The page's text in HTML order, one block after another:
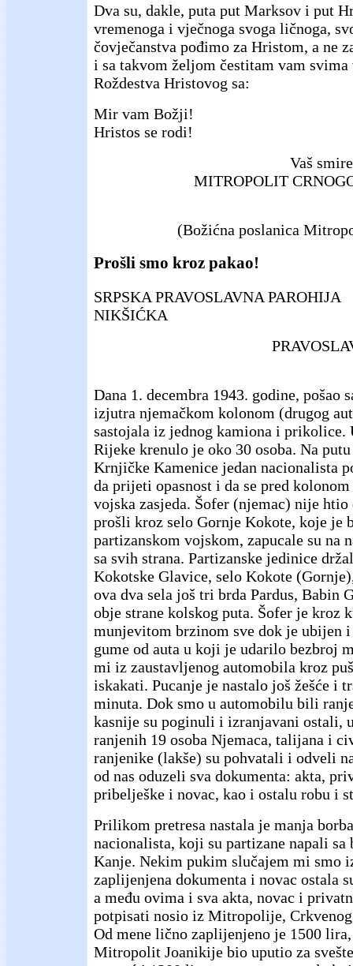
Dva su, dakle, puta put Marksov i put
vremenoga i vječnoga svoga ličnoga,
čovječanstva pođimo za Hristom, a ne
i sa takvom željom čestitam vam
Roždestva Hristovog sa:
Mir vam Božji!
Hristos se rodi!
Vaš
MITROPOLIT
(Božićna poslanica
Prošli smo kroz pakao!
SRPSKA PRAVOSLAVNA PAROHIJA
NIKŠIĆKA
Dana 1. decembra 1943. godine, pošao
izjutra njemačkom kolonom (drugog
sastojala iz jednog kamiona i
Rijeke krenulo je oko 30 osoba. Na
Krnjičke Kamenice jedan nacionalista
da prijeti opasnost i da se pred
vojska zasjeda. Šofer (njemac) nije
prošli kroz selo Gornje Kokote, koje je
partizanskom vojskom, zapucale su na
sa svih strana. Partizanske jedinice
Kokotske Glavice, selo Kokote
ova dva sela još tri brda Pardus, Babin
obje strane kolskog puta. Šofer je kroz
munjevitom brzinom sve dok je ubijen
gume od auta u koji je udarilo bezbroj
mi iz zaustavljenog automobila kroz
iskakati. Pucanje je nastalo još žešće i
minuta. Dok smo u automobilu bili
kasnije su poginuli i izranjavani ostali,
ranjenih 19 osoba Njemaca, talijana i
ranjenike (lakše) su pohvatali i odveli
od nas oduzeli sva dokumenta: akta,
pribelješke i novac, kao i ostalu robu i
Prilikom pretresa nastala je manja
nacionalista, koji su partizane napali sa
Kanje. Nekim pukim slučajem mi smo
zaplijenjena dokumenta i novac ostala
a među ovima i sva akta, novac i
potpisati nosio iz Mitropolije,
Od mene lično zaplijenjeno je 1500
Mitropolit Joanikije bio uputio za